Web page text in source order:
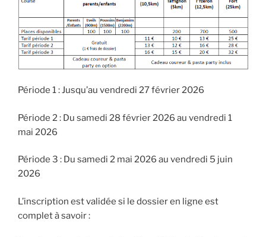
Période 1 : Jusqu’au vendredi 27 février 2026
Période 2 : Du samedi 28 février 2026 au vendredi 1
mai 2026
Période 3 : Du samedi 2 mai 2026 au vendredi 5 juin
2026
L’inscription est validée si le dossier en ligne est
complet à savoir :